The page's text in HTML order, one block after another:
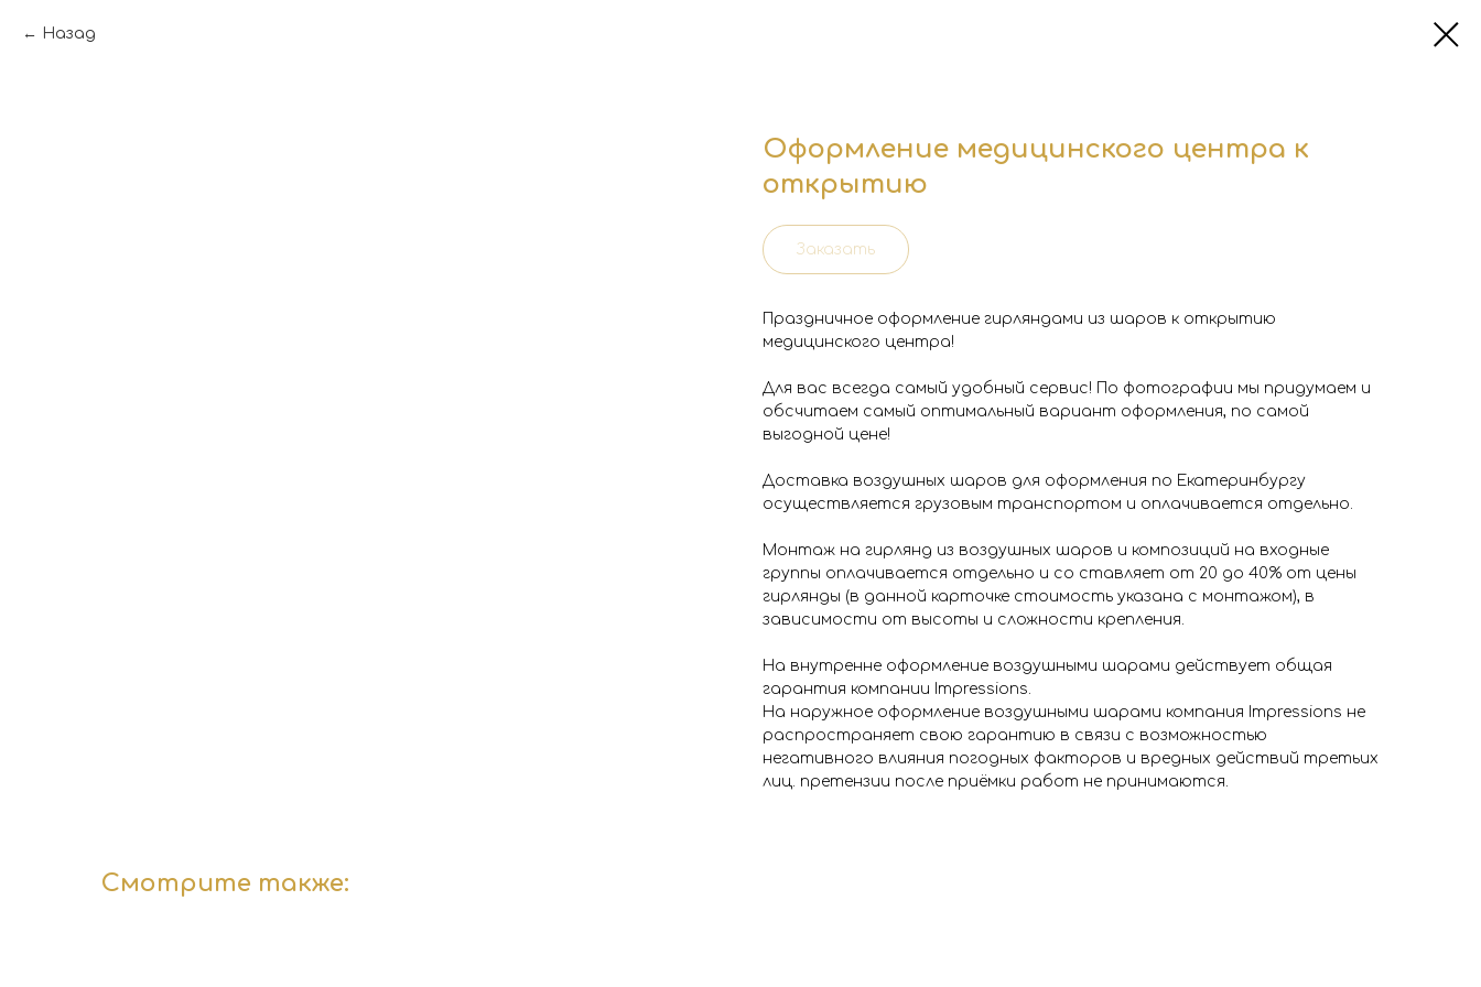
Назад
Оформление медицинского центра к
открытию
Заказать
Праздничное оформление гирляндами из шаров к открытию
медицинского центра!
Для вас всегда самый удобный сервис! По фотографии мы придумаем и
обсчитаем самый оптимальный вариант оформления, по самой
выгодной цене!
Доставка воздушных шаров для оформления по Екатеринбургу
осуществляется грузовым транспортом и оплачивается отдельно.
Монтаж на гирлянд из воздушных шаров и композиций на входные
группы оплачивается отдельно и со ставляет от 20 до 40% от цены
гирлянды (в данной карточке стоимость указана с монтажом), в
зависимости от высоты и сложности крепления.
На внутренне оформление воздушными шарами действует общая
гарантия компании Impressions.
На наружное оформление воздушными шарами компания Impressions не
распространяет свою гарантию в связи с возможностью
негативного влияния погодных факторов и вредных действий третьих
лиц. претензии после приёмки работ не принимаются.
Смотрите также: